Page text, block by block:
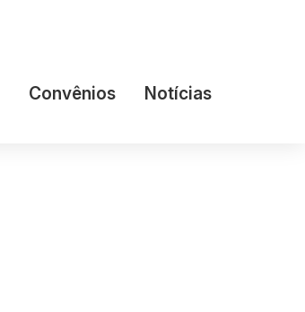
Convênios Notícias